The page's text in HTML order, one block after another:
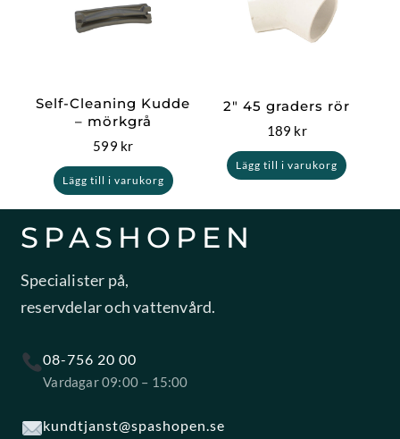
Self-Cleaning Kudde
– mörkgrå
599 kr
Lägg till i varukorg
2″ 45 graders rör
189 kr
Lägg till i varukorg
SPASHOPEN
Specialister på,
reservdelar och vattenvård.
08-756 20 00
Vardagar 09:00 – 15:00
kundtjanst@spashopen.se